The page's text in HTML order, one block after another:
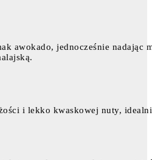
awokado, jednocześnie nadając
i lekko kwaskowej nuty,